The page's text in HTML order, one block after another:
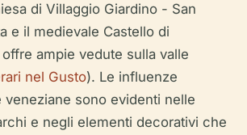
di Villaggio Giardino - San
e il medievale Castello di
ampie vedute sulla valle
nel Gusto). Le influenze
veneziane sono evidenti nelle
e negli elementi decorativi che